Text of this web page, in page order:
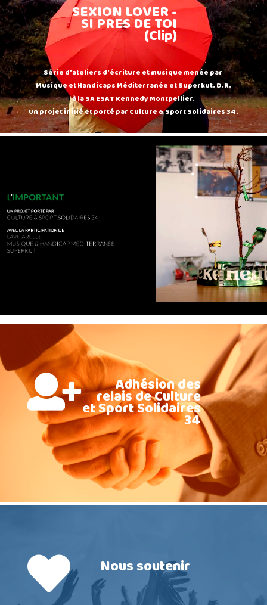
SEXION LOVER -
SI PRES DE TOI
(Clip)
Série d'ateliers d'écriture et musique menée par
Musique et Handicaps Méditerranée et Superkut. D.R.
à la SA ESAT Kennedy Montpellier.
Un projet initié et porté par Culture & Sport Solidaires 34.
Adhésion des
relais de Culture
et Sport Solidaires
34
Nous soutenir